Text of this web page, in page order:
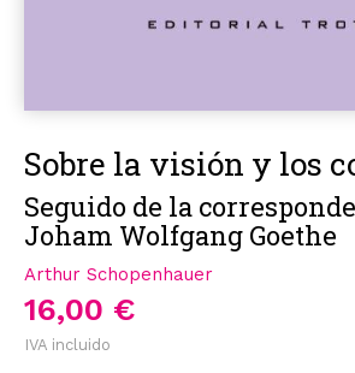
Sobre la visión y los
Seguido de la
Joham Wolfgang Goethe
Arthur Schopenhauer
16,00 €
IVA incluido